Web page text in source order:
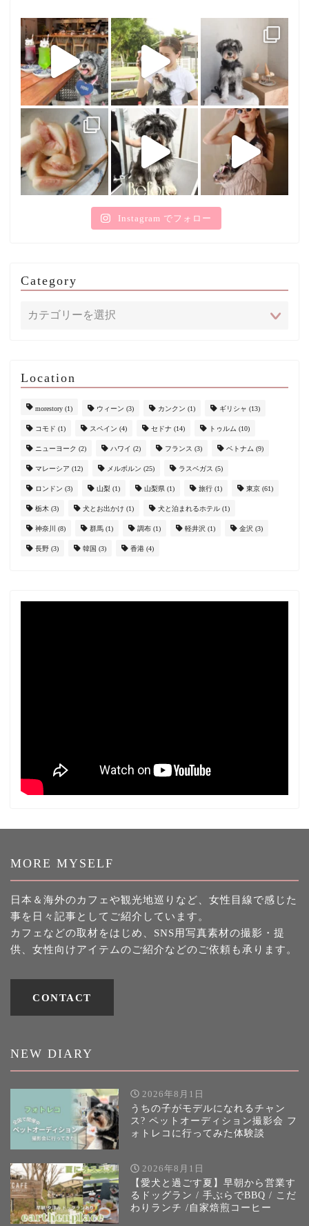
Instagram でフォロー
Category
Location
morestory (1) ウィーン (3) カンクン (1) ギリシャ (13)
コモド (1) スペイン (4) セドナ (14) トゥルム (10)
ニューヨーク (2) ハワイ (2) フランス (3) ベトナム (9)
マレーシア (12) メルボルン (25) ラスベガス (5)
ロンドン (3) 山梨 (1) 山梨県 (1) 旅行 (1) 東京 (61)
栃木 (3) 犬とお出かけ (1) 犬と泊まれるホテル (1)
神奈川 (8) 群馬 (1) 調布 (1) 軽井沢 (1) 金沢 (3)
長野 (3) 韓国 (3) 香港 (4)
MORE MYSELF
日本＆海外のカフェや観光地巡りなど、女性目線で感じた
事を日々記事としてご紹介しています。
カフェなどの取材をはじめ、SNS用写真素材の撮影・提
供、女性向けアイテムのご紹介などのご依頼も承ります。
CONTACT
NEW DIARY
2026年8月1日
うちの子がモデルになれるチャン
ス? ペットオーディション撮影会 フ
ォトレコに行ってみた体験談
2026年8月1日
【愛犬と過ごす夏】早朝から営業す
るドッグラン / 手ぶらでBBQ / こだ
わりランチ /自家焙煎コーヒー